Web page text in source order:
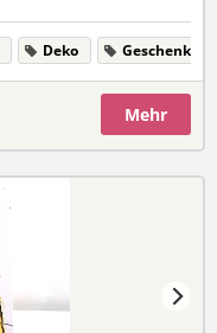
Deko Geschenke
Mehr